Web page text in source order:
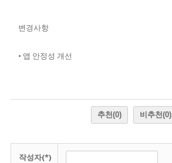
변경사항
• 앱 안정성 개선
추천(0) 비추천(0)
작성자(*)